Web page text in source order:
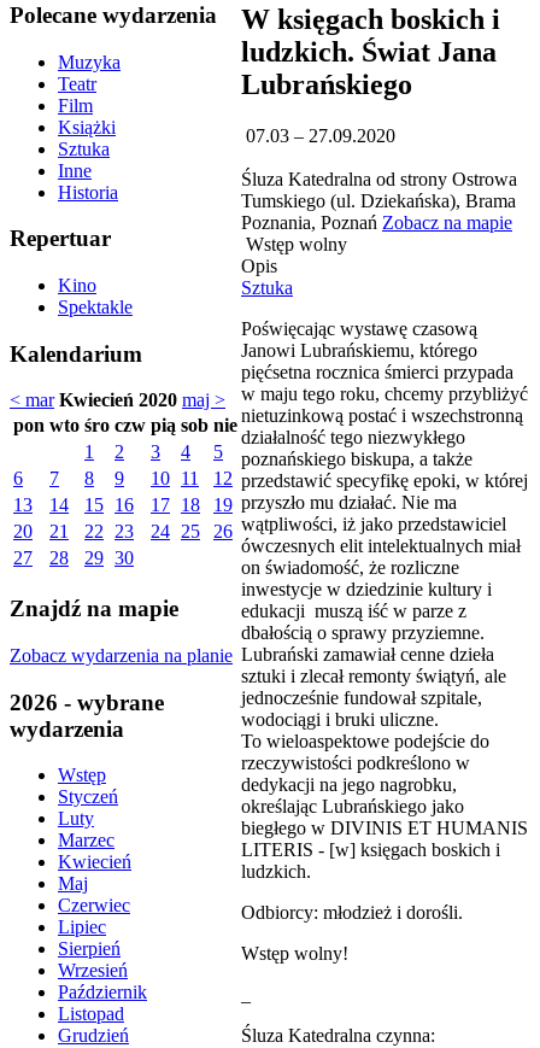
Polecane wydarzenia
Muzyka
Teatr
Film
Książki
Sztuka
Inne
Historia
Repertuar
Kino
Spektakle
Kalendarium
< mar Kwiecień 2020 maj >
pon wto śro czw pią sob nie
1
2 3 4
5
6
7 8 9 10 11
12
13
14 15 16 17 18
19
20
21 22 23 24 25
26
27
28 29 30
Znajdź na mapie
Zobacz wydarzenia na planie
2026 - wybrane
wydarzenia
Wstęp
Styczeń
Luty
Marzec
Kwiecień
Maj
Czerwiec
Lipiec
Sierpień
Wrzesień
Październik
Listopad
Grudzień
W księgach boskich i
ludzkich. Świat Jana
Lubrańskiego
07.03 – 27.09.2020
Śluza Katedralna od strony Ostrowa
Tumskiego (ul. Dziekańska), Brama
Poznania, Poznań Zobacz na mapie
Wstęp wolny
Opis
Sztuka
Poświęcając wystawę czasową
Janowi Lubrańskiemu, którego
pięćsetna rocznica śmierci przypada
w maju tego roku, chcemy przybliżyć
nietuzinkową postać i wszechstronną
działalność tego niezwykłego
poznańskiego biskupa, a także
przedstawić specyfikę epoki, w której
przyszło mu działać. Nie ma
wątpliwości, iż jako przedstawiciel
ówczesnych elit intelektualnych miał
on świadomość, że rozliczne
inwestycje w dziedzinie kultury i
edukacji muszą iść w parze z
dbałością o sprawy przyziemne.
Lubrański zamawiał cenne dzieła
sztuki i zlecał remonty świątyń, ale
jednocześnie fundował szpitale,
wodociągi i bruki uliczne.
To wieloaspektowe podejście do
rzeczywistości podkreślono w
dedykacji na jego nagrobku,
określając Lubrańskiego jako
biegłego w DIVINIS ET HUMANIS
LITERIS - [w] księgach boskich i
ludzkich.
Odbiorcy: młodzież i dorośli.
Wstęp wolny!
Śluza Katedralna czynna: